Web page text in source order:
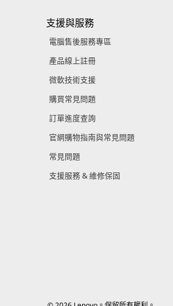
支援與服務
電腦售後服務專區
產品線上註冊
微軟技術支援
購買常見問題
訂單進度查詢
官網購物指南與常見問題
常見問題
支援服務 & 維修保固